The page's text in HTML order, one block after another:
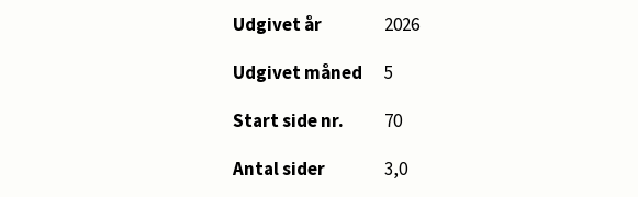
Udgivet år
2026
Udgivet måned
5
Start side nr.
70
Antal sider
3,0